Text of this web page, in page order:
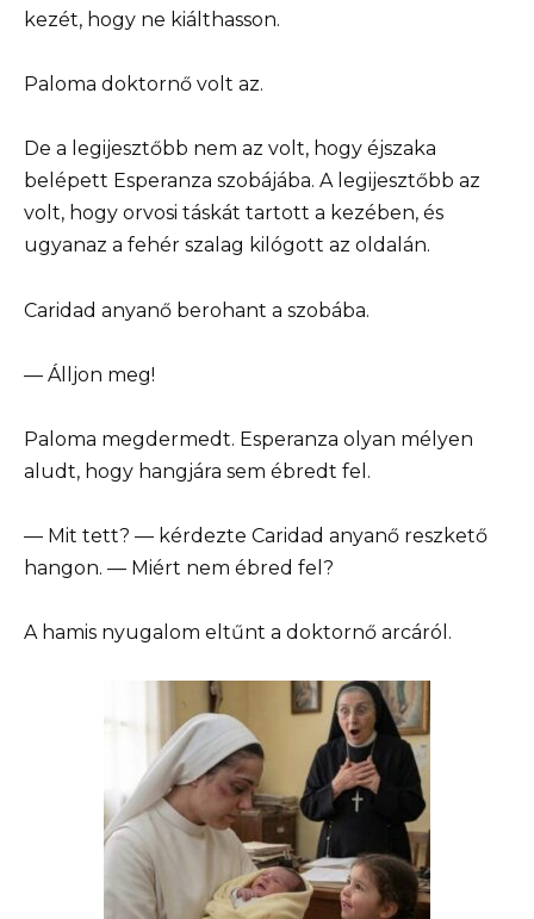
kezét, hogy ne kiálthasson.
Paloma doktornő volt az.
De a legijesztőbb nem az volt, hogy éjszaka
belépett Esperanza szobájába. A legijesztőbb az
volt, hogy orvosi táskát tartott a kezében, és
ugyanaz a fehér szalag kilógott az oldalán.
Caridad anyanő berohant a szobába.
— Álljon meg!
Paloma megdermedt. Esperanza olyan mélyen
aludt, hogy hangjára sem ébredt fel.
— Mit tett? — kérdezte Caridad anyanő reszkető
hangon. — Miért nem ébred fel?
A hamis nyugalom eltűnt a doktornő arcáról.